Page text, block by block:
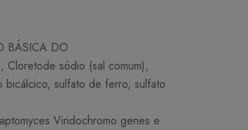
BÁSICA DO
Cloretode sódio (sal comum),
bicálcico, sulfato de ferro, sulfato
Viridochromo genes e